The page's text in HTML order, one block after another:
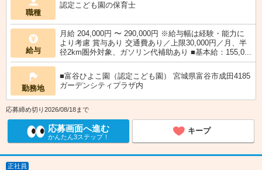
職種
認定こども園の保育士
給与
月給 204,000円 〜 290,000円 ※給与幅は経験・能力に
より考慮 賞与あり 交通費あり／上限30,000円／月、半
径2km圏外対象、ガソリン代補助あり ■基本給：155,0...
勤務地
■富谷ひよこ園（認定こども園） 宮城県富谷市成田4185
ガーデンシティプラザ内
応募締め切り2026/08/18まで
応募画面へ進む
かんたん3ステップ！
キープ
正社員